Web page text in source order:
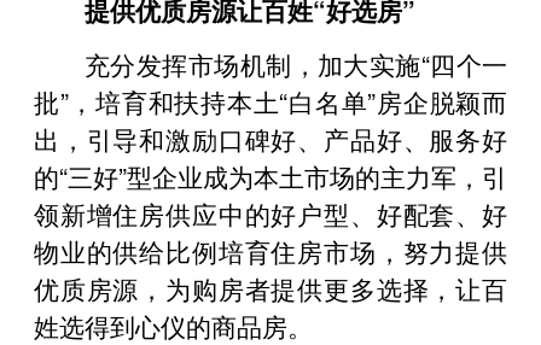
提供优质房源让百姓“好选房”
充分发挥市场机制，加大实施“四个一
批”，培育和扶持本土“白名单”房企脱颖而
出，引导和激励口碑好、产品好、服务好
的“三好”型企业成为本土市场的主力军，引
领新增住房供应中的好户型、好配套、好
物业的供给比例培育住房市场，努力提供
优质房源，为购房者提供更多选择，让百
姓选得到心仪的商品房。